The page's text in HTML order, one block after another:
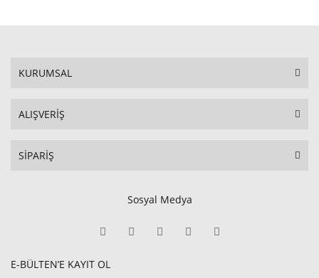
KURUMSAL
ALIŞVERİŞ
SİPARİŞ
Sosyal Medya
E-BÜLTEN’E KAYIT OL